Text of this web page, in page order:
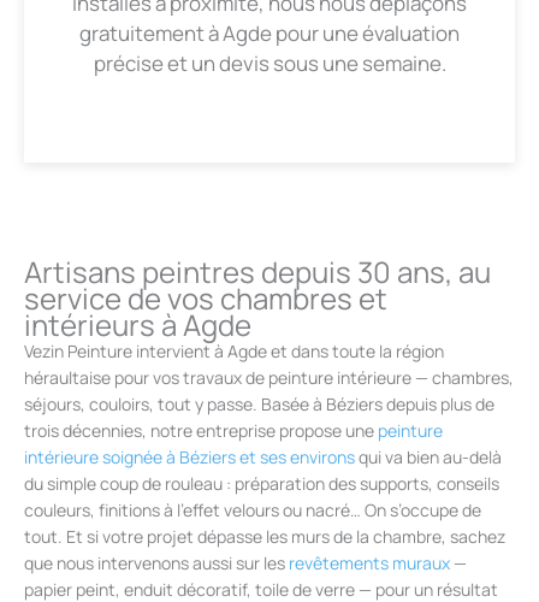
gratuitement à Agde pour une évaluation
précise et un devis sous une semaine.
Artisans peintres depuis 30 ans, au
service de vos chambres et
intérieurs à Agde
Vezin Peinture intervient à Agde et dans toute la région
héraultaise pour vos travaux de peinture intérieure — chambres,
séjours, couloirs, tout y passe. Basée à Béziers depuis plus de
trois décennies, notre entreprise propose une peinture
intérieure soignée à Béziers et ses environsqui va bien au-delà
du simple coup de rouleau : préparation des supports, conseils
couleurs, finitions à l’effet velours ou nacré… On s’occupe de
tout. Et si votre projet dépasse les murs de la chambre, sachez
que nous intervenons aussi sur les revêtements muraux —
papier peint, enduit décoratif, toile de verre — pour un résultat